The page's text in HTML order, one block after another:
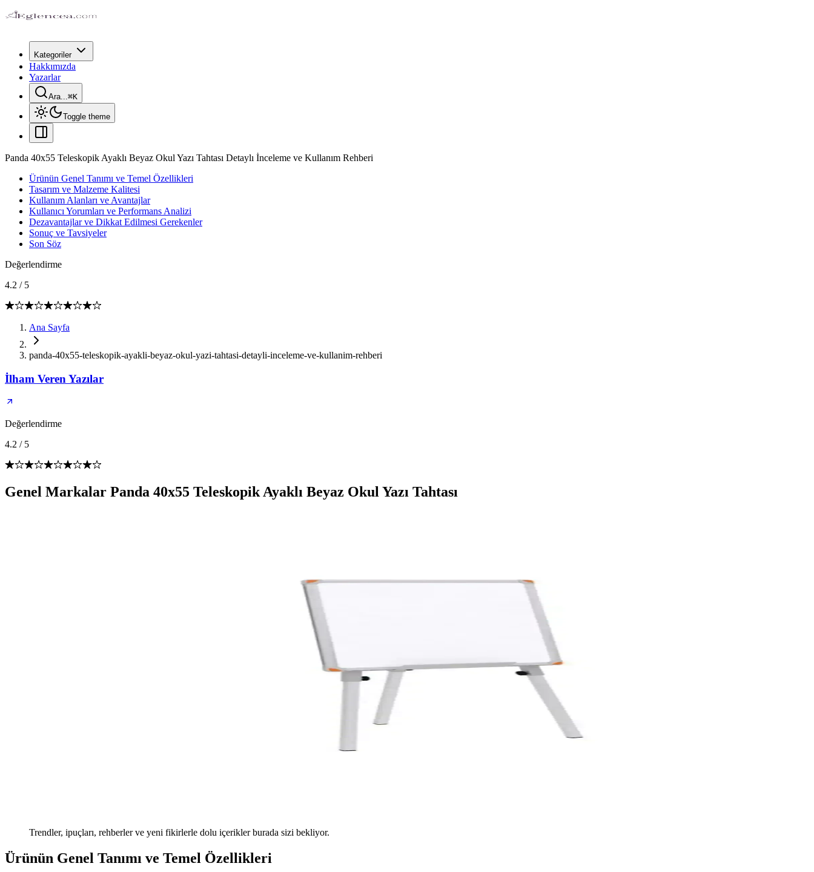
Kategoriler
Hakkımızda
Yazarlar
Ara...⌘K
Toggle theme
Panda 40x55 Teleskopik Ayaklı Beyaz Okul Yazı Tahtası Detaylı İnceleme ve Kullanım Rehberi
Ürünün Genel Tanımı ve Temel Özellikleri
Tasarım ve Malzeme Kalitesi
Kullanım Alanları ve Avantajlar
Kullanıcı Yorumları ve Performans Analizi
Dezavantajlar ve Dikkat Edilmesi Gerekenler
Sonuç ve Tavsiyeler
Son Söz
Değerlendirme
4.2 / 5
Ana Sayfa
panda-40x55-teleskopik-ayakli-beyaz-okul-yazi-tahtasi-detayli-inceleme-ve-kullanim-rehberi
İlham Veren Yazılar
Değerlendirme
4.2 / 5
Genel Markalar Panda 40x55 Teleskopik Ayaklı Beyaz Okul Yazı Tahtası
Trendler, ipuçları, rehberler ve yeni fikirlerle dolu içerikler burada sizi bekliyor.
Ürünün Genel Tanımı ve Temel Özellikleri